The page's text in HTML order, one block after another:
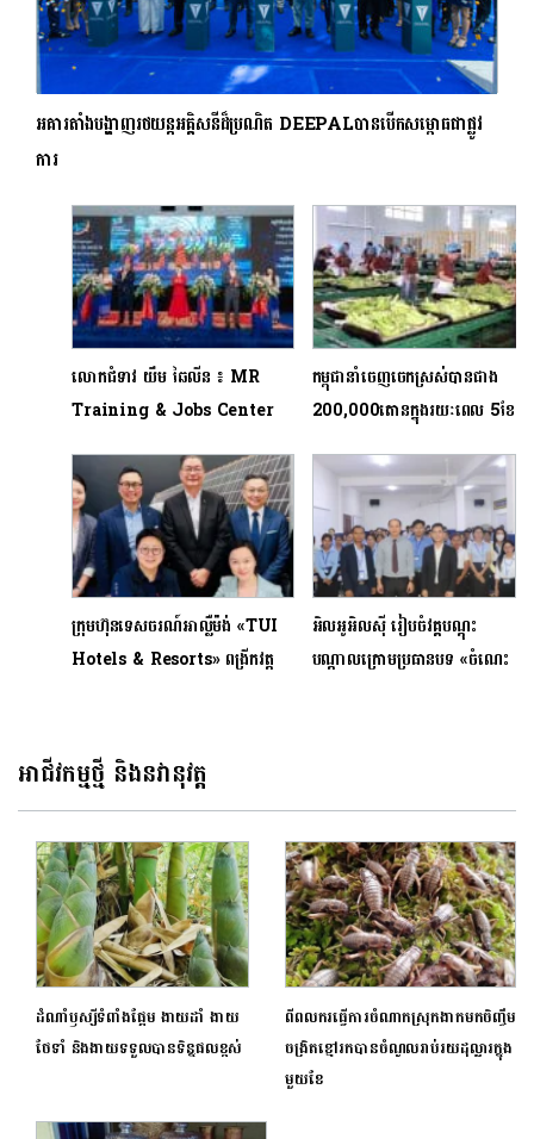
អគារតាំងបង្ហាញរថយន្តអគ្គិសនីដ៏ប្រណិត DEEPALបានបើកសម្ពោធជាផ្លូវ
ការ
លោកជំទាវ យឹម ឆៃលីន ៖ MR
Training & Jobs Center
ដែលមានចំណេះជំនាញ ទៅនឹង​ទីផ្សារ​
ការងារដ៏​សម្បូរបែប
កម្ពុជានាំចេញចេកស្រស់បានជាង
200,000តោនក្នុងរយៈពេល 5ខែ
ក្រុមហ៊ុនទេសចរណ៍អាល្លឺម៉ង់ «TUI
Hotels & Resorts» ពង្រីកវត្ត
អិលអូអិលស៊ី រៀបចំវគ្គបណ្តុះ
បណ្តាលក្រោមប្រធានបទ «ចំណេះ
អាជីវកម្មថ្មី និងនវានុវត្ត
ដំណាំឫស្សីទំពាំងផ្អែម ងាយដាំ ងាយ
ថែទាំ និងងាយទទួលបានទិន្នផលខ្ពស់
ពីពលករធ្វើការចំណាកស្រុកងាកមកចិញ្ចឹម
ចង្រិតខ្មៅរកបានចំណូលរាប់រយដុល្លារក្នុង
មួយខែ